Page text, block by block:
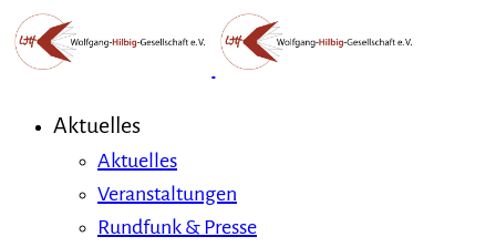
Aktuelles
Aktuelles
Veranstaltungen
Rundfunk & Presse